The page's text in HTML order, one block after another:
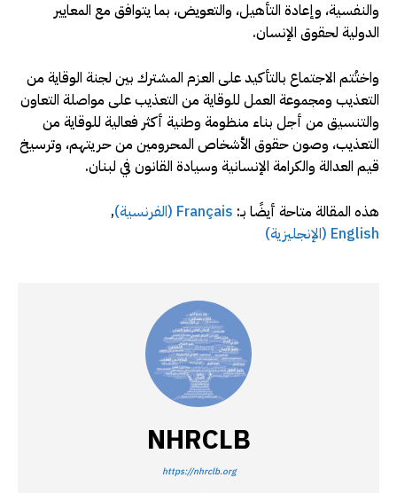
والنفسية، وإعادة التأهيل، والتعويض، بما يتوافق مع المعايير
الدولية لحقوق الإنسان.
واختُتم الاجتماع بالتأكيد على العزم المشترك بين لجنة الوقاية من
التعذيب ومجموعة العمل للوقاية من التعذيب على مواصلة التعاون
والتنسيق من أجل بناء منظومة وطنية أكثر فعالية للوقاية من
التعذيب، وصون حقوق الأشخاص المحرومين من حريتهم، وترسيخ
قيم العدالة والكرامة الإنسانية وسيادة القانون في لبنان.
هذه المقالة متاحة أيضًا بـ: Français
(الفرنسية)
English
(الإنجليزية)
NHRCLB
https://nhrclb.org